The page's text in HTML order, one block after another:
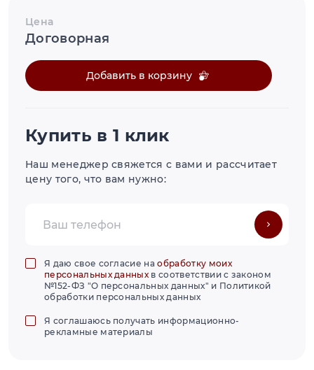
Цена
Договорная
Добавить в корзину
Купить в 1 клик
Наш менеджер свяжется с вами и рассчитает
цену того, что вам нужно:
Я даю свое согласие наобработку моих
персональных данныхв соответствии с законом
№152-ФЗ "О персональных данных" и Политикой
обработки персональных данных
Я соглашаюсь получать информационно-
рекламные материалы